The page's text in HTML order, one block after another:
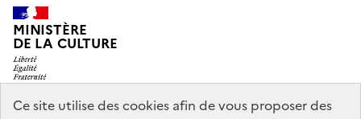
Ce site utilise des cookies afin de vous proposer des
MINISTÈRE
DE LA CULTURE